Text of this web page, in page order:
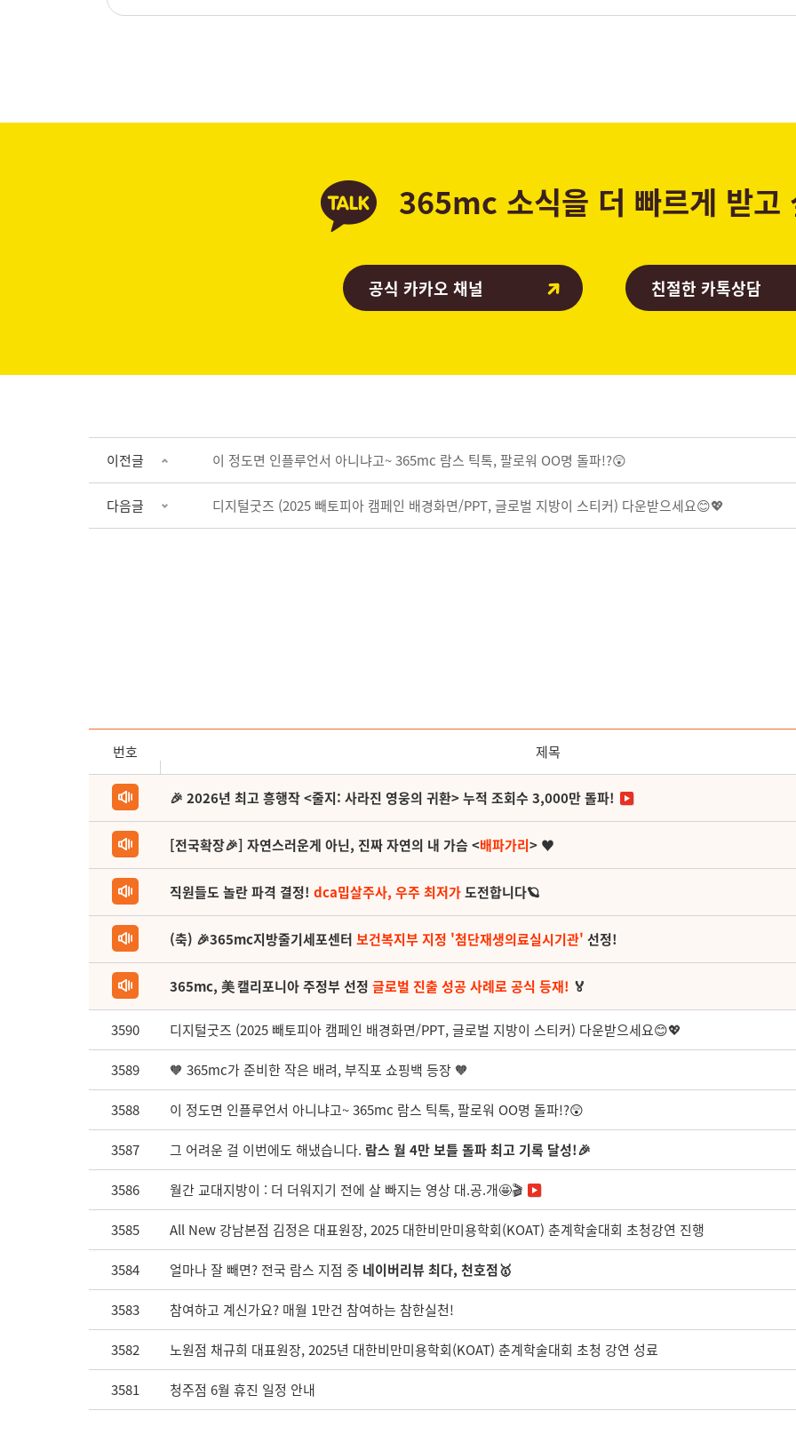
365mc 소식을 더 빠르게 받고
공식 카카오 채널 친절한 카톡상담
이전글 이 정도면 인플루언서 아니냐고~ 365mc 람스 틱톡, 팔로워 OO명 돌파!?😲
다음글 디지털굿즈 (2025 빼토피아 캠페인 배경화면/PPT, 글로벌 지방이 스티커) 다운받으세요😊💖
번호 제목
🎉 2026년 최고 흥행작 <줄지: 사라진 영웅의 귀환> 누적 조회수 3,000만 돌파!
[전국확장🎉] 자연스러운게 아닌, 진짜 자연의 내 가슴 <배파가리> ♥
직원들도 놀란 파격 결정! dca밉살주사, 우주 최저가도전합니다🪐
(축) 🎉365mc지방줄기세포센터 보건복지부 지정 '첨단재생의료실시기관' 선정!
365mc, 美 캘리포니아 주정부 선정 글로벌 진출 성공 사례로 공식 등재! 🏅
3590 디지털굿즈 (2025 빼토피아 캠페인 배경화면/PPT, 글로벌 지방이 스티커) 다운받으세요😊💖
3589 🧡 365mc가 준비한 작은 배려, 부직포 쇼핑백 등장 🧡
3588 이 정도면 인플루언서 아니냐고~ 365mc 람스 틱톡, 팔로워 OO명 돌파!?😲
3587 그 어려운 걸 이번에도 해냈습니다. 람스 월 4만 보틀 돌파 최고 기록 달성!🎉
3586 월간 교대지방이 : 더 더워지기 전에 살 빠지는 영상 대.공.개🤩🎬
3585 All New 강남본점 김정은 대표원장, 2025 대한비만미용학회(KOAT) 춘계학술대회 초청강연 진행
3584 얼마나 잘 빼면? 전국 람스 지점 중 네이버리뷰 최다, 천호점🥇
3583 참여하고 계신가요? 매월 1만건 참여하는 참한실천!
3582 노원점 채규희 대표원장, 2025년 대한비만미용학회(KOAT) 춘계학술대회 초청 강연 성료
3581 청주점 6월 휴진 일정 안내